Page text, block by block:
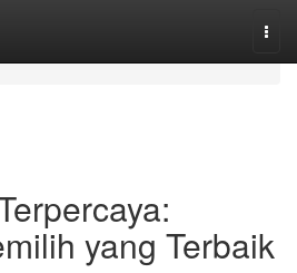
yang Terbaik